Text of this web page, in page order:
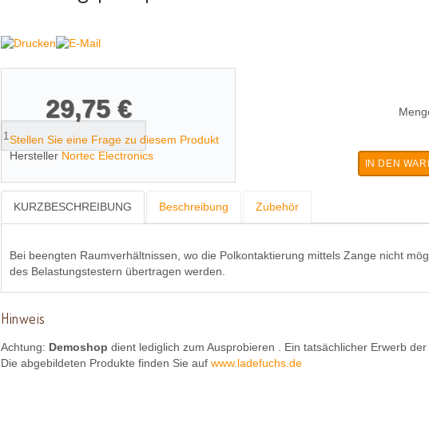
29,75 €
Stellen Sie eine Frage zu diesem Produkt
Hersteller Nortec Electronics
KURZBESCHREIBUNG Beschreibung Zubehör
Bei beengten Raumverhältnissen, wo die Polkontaktierung mittels Zange nicht
des Belastungstestern übertragen werden.
Hinweis
Achtung: Demoshop dient lediglich zum Ausprobieren . Ein tatsächlicher Erwerb
Die abgebildeten Produkte finden Sie auf www.ladefuchs.de